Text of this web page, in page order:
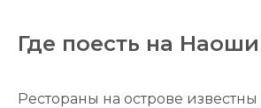
Где поесть на
Рестораны на острове